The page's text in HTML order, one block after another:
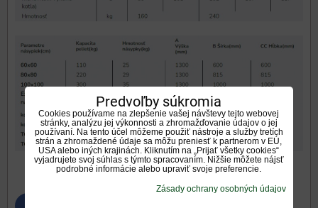
Predvoľby súkromia
Cookies používame na zlepšenie vašej návštevy tejto webovej
stránky, analýzu jej výkonnosti a zhromažďovanie údajov o jej
používaní. Na tento účel môžeme použiť nástroje a služby tretích
strán a zhromaždené údaje sa môžu preniesť k partnerom v EÚ,
USA alebo iných krajinách. Kliknutím na „Prijať všetky cookies“
vyjadrujete svoj súhlas s týmto spracovaním. Nižšie môžete nájsť
podrobné informácie alebo upraviť svoje preferencie.
Zásady ochrany osobných údajov